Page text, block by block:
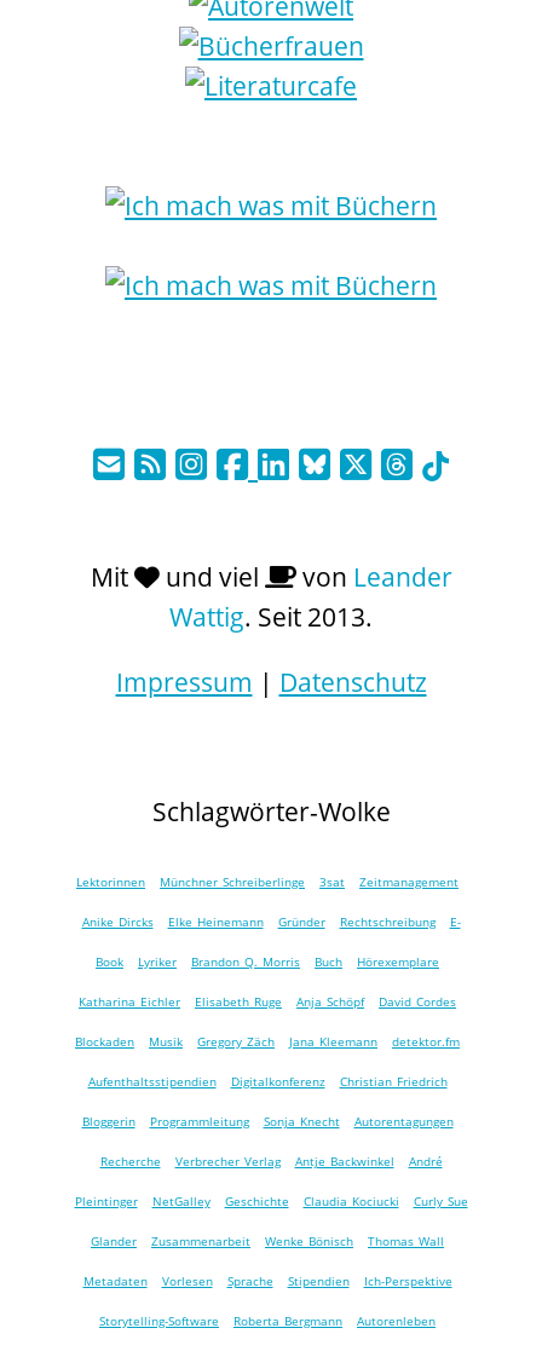
Mit und viel von Leander
Wattig. Seit 2013.
Impressum | Datenschutz
Schlagwörter-Wolke
Lektorinnen Münchner Schreiberlinge 3sat Zeitmanagement
Anike Dircks Elke Heinemann Gründer Rechtschreibung E-
Book Lyriker Brandon Q. Morris Buch Hörexemplare
Katharina Eichler Elisabeth Ruge Anja Schöpf David Cordes
Blockaden Musik Gregory Zäch Jana Kleemann detektor.fm
Aufenthaltsstipendien Digitalkonferenz Christian Friedrich
Bloggerin Programmleitung Sonja Knecht Autorentagungen
Recherche Verbrecher Verlag Antje Backwinkel André
Pleintinger NetGalley Geschichte Claudia Kociucki Curly Sue
Glander Zusammenarbeit Wenke Bönisch Thomas Wall
Metadaten Vorlesen Sprache Stipendien Ich-Perspektive
Storytelling-Software Roberta Bergmann Autorenleben